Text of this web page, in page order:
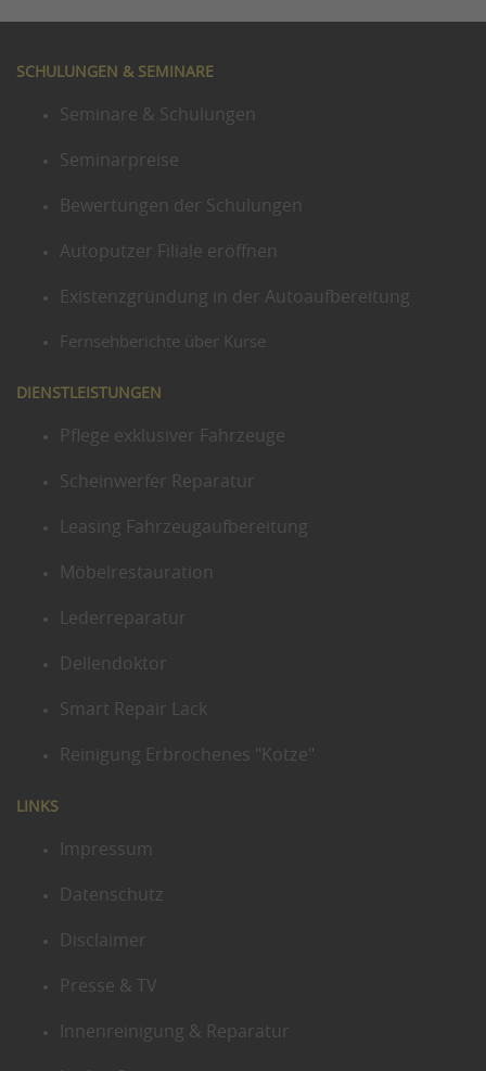
SCHULUNGEN & SEMINARE
Seminare & Schulungen
Seminarpreise
Bewertungen der Schulungen
Autoputzer Filiale eröffnen
Existenzgründung in der Autoaufbereitung
Fernsehberichte über Kurse
DIENSTLEISTUNGEN
Pflege exklusiver Fahrzeuge
Scheinwerfer Reparatur
Leasing Fahrzeugaufbereitung
Möbelrestauration
Lederreparatur
Dellendoktor
Smart Repair Lack
Reinigung Erbrochenes "Kotze"
LINKS
Impressum
Datenschutz
Disclaimer
Presse & TV
Innenreinigung & Reparatur